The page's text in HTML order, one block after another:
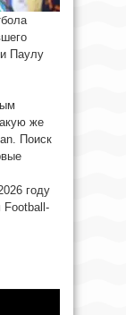
Паулу
же
Поиск
году